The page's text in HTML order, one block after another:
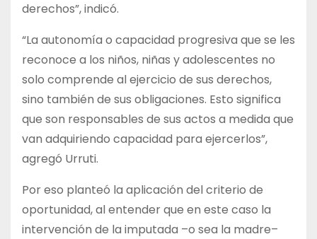
derechos”, indicó.
“La autonomía o capacidad progresiva que se les
reconoce a los niños, niñas y adolescentes no
solo comprende al ejercicio de sus derechos,
sino también de sus obligaciones. Esto significa
que son responsables de sus actos a medida que
van adquiriendo capacidad para ejercerlos”,
agregó Urruti.
Por eso planteó la aplicación del criterio de
oportunidad, al entender que en este caso la
intervención de la imputada –o sea la madre–